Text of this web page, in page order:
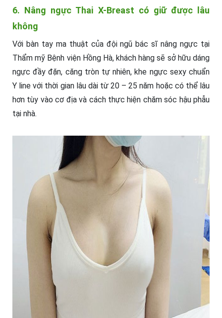
6. Nâng ngực Thai X-Breast có giữ được lâu
không
Với bàn tay ma thuật của đội ngũ bác sĩ nâng ngực tại
Thẩm mỹ Bệnh viện Hồng Hà, khách hàng sẽ sở hữu dáng
ngực đầy đặn, căng tròn tự nhiên, khe ngực sexy chuẩn
Y line với thời gian lâu dài từ 20 – 25 năm hoặc có thể lâu
hơn tùy vào cơ địa và cách thực hiện chăm sóc hậu phẫu
tại nhà.